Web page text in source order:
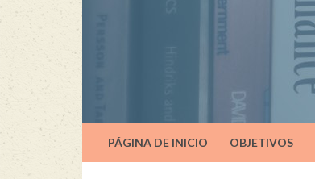
PÁGINA DE INICIO OBJETIVOS